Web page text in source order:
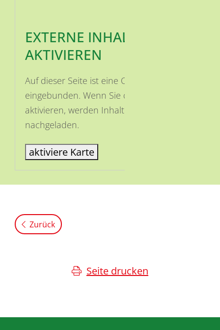
EXTERNE INHALTE
AKTIVIEREN
Auf dieser Seite ist eine OSM Karte
eingebunden. Wenn Sie die Karte
aktivieren, werden Inhalte von OSM
nachgeladen.
aktiviere Karte
Zurück
Seite drucken